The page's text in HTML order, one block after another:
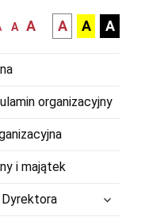
normalna
A
większa-
czcionka
A
kontrast
czarny
białym
A
kontrast
czarny
zółtym
A
kontrast
żółty
A
organizacyjny
i majątek
Dyrektora
rozwiń
menu